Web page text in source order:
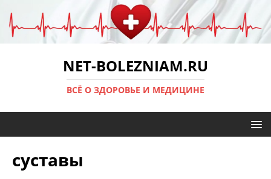
NET-BOLEZNIAM.RU
ВСЁ О ЗДОРОВЬЕ И МЕДИЦИНЕ
суставы